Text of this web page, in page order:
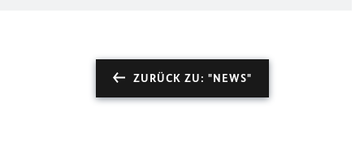
ZURÜCK ZU: "NEWS"